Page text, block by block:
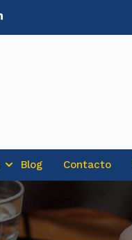
Blog Contacto